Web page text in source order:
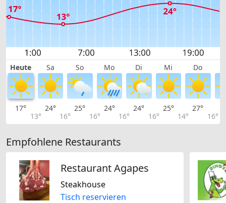
Heute Sa So Mo Di Mi Do
17°
13°
24°
16°
25°
16°
24°
16°
24°
16°
25°
14°
27°
16°
Empfohlene Restaurants
Restaurant Agapes
Steakhouse
Tisch reservieren